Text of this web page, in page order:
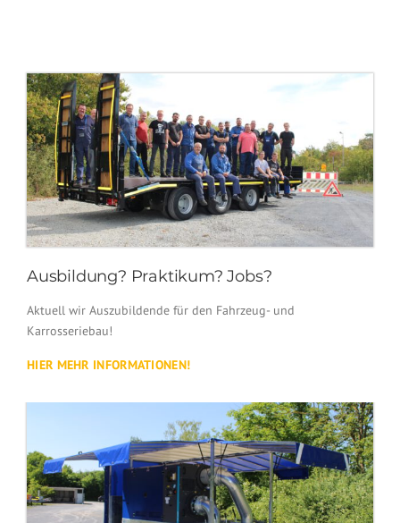
Ausbildung? Praktikum? Jobs?
Aktuell wir Auszubildende für den Fahrzeug- und
Karrosseriebau!
HIER MEHR INFORMATIONEN!